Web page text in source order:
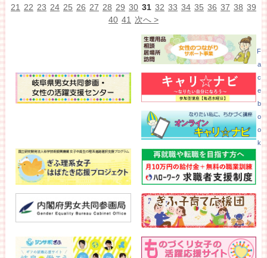
21
22 23 24 25 26 27 28 29 30 31 32 33 34 35 36 37 38 39
40 41 次へ >
F
a
c
e
b
o
o
k